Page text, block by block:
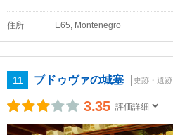
住所 E65, Montenegro
11 ブドゥヴァの城塞 史跡・遺跡
3.35 評価詳細